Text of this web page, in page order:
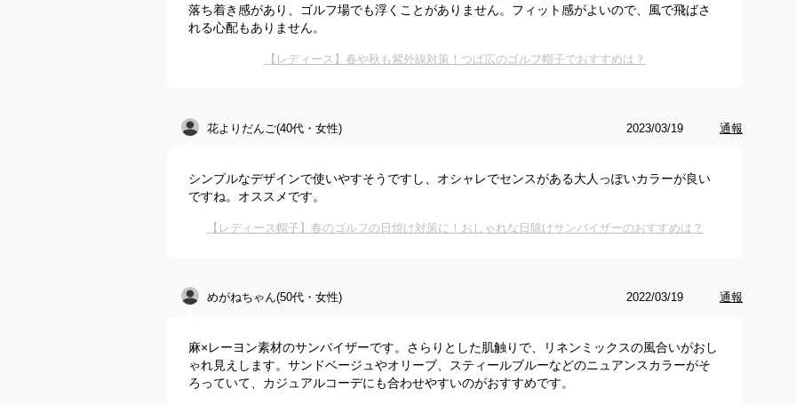
落ち着き感があり、ゴルフ場でも浮くことがありません。フィット感がよいので、風で飛ばさ
れる心配もありません。
【レディース】春や秋も紫外線対策！つば広のゴルフ帽子でおすすめは？
花よりだんご(40代・女性) 2023/03/19 通報
シンプルなデザインで使いやすそうですし、オシャレでセンスがある大人っぽいカラーが良い
ですね。オススメです。
【レディース帽子】春のゴルフの日焼け対策に！おしゃれな日除けサンバイザーのおすすめは？
めがねちゃん(50代・女性) 2022/03/19 通報
麻×レーヨン素材のサンバイザーです。さらりとした肌触りで、リネンミックスの風合いがおし
ゃれ見えします。サンドベージュやオリーブ、スティールブルーなどのニュアンスカラーがそ
ろっていて、カジュアルコーデにも合わせやすいのがおすすめです。